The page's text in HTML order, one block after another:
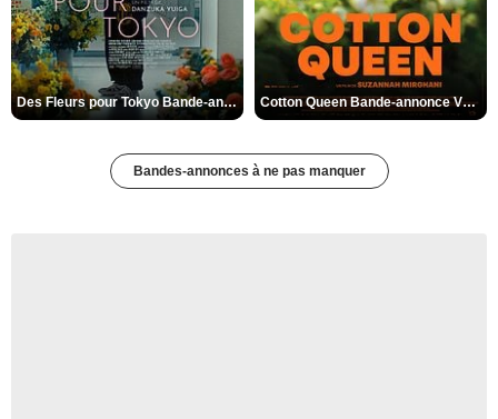
Des Fleurs pour Tokyo Bande-annonce VO STFR Cotton Queen Bande-annonce VO STFR
Bandes-annonces à ne pas manquer